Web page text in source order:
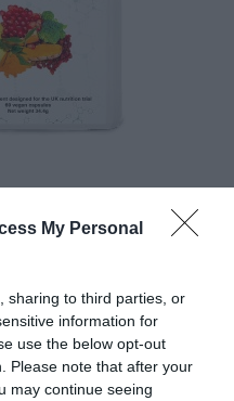
My Personal
sharing to third parties, or
information for
use the below opt-out
Please note that after your
may continue seeing